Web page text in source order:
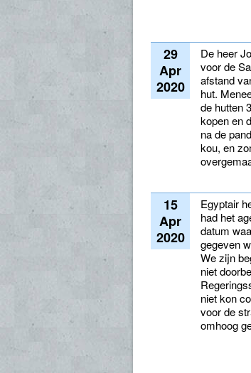
29
Apr
2020
De heer
voor de
afstand
hut.
de hutten
kopen en
na de
kou, en
15
Apr
2020
Egyptair
had het
datum
gegeven
We zijn
niet
niet kon
voor de
omhoog